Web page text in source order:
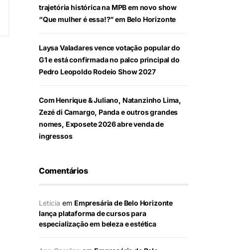
trajetória histórica na MPB em novo show
“Que mulher é essa!?” em Belo Horizonte
Laysa Valadares vence votação popular do
G1 e está confirmada no palco principal do
Pedro Leopoldo Rodeio Show 2027
Com Henrique & Juliano, Natanzinho Lima,
Zezé di Camargo, Panda e outros grandes
nomes, Exposete 2026 abre venda de
ingressos
Comentários
Leticia em Empresária de Belo Horizonte
lança plataforma de cursos para
especialização em beleza e estética